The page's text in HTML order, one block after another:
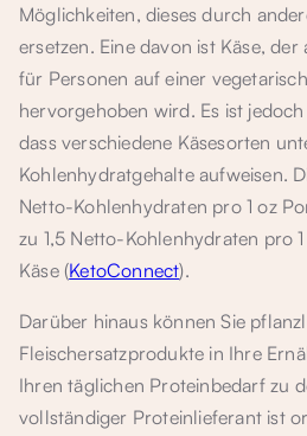
Möglichkeiten, dieses durch
ersetzen. Eine davon ist Käse,
für Personen auf einer
hervorgehoben wird. Es ist
dass verschiedene Käsesorten
Kohlenhydratgehalte aufweisen.
Netto-Kohlenhydraten pro 1 oz
zu 1,5 Netto-Kohlenhydraten pro
Käse (KetoConnect).
Darüber hinaus können Sie
Fleischersatzprodukte in Ihre
Ihren täglichen Proteinbedarf zu
vollständiger Proteinlieferant ist